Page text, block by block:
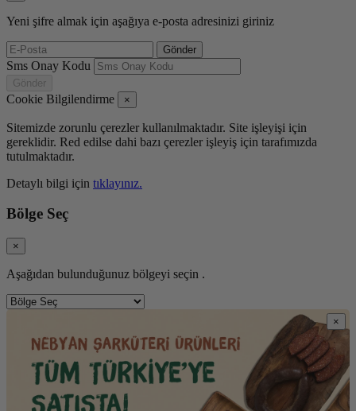
Yeni şifre almak için aşağıya e-posta adresinizi giriniz
Gönder
Sms Onay Kodu
Gönder
Cookie Bilgilendirme ×
Sitemizde zorunlu çerezler kullanılmaktadır. Site işleyişi için
gereklidir. Red edilse dahi bazı çerezler işleyiş için tarafımızda
tutulmaktadır.
Detaylı bilgi için tıklayınız.
Bölge Seç
×
Aşağıdan bulunduğunuz bölgeyi seçin .
×